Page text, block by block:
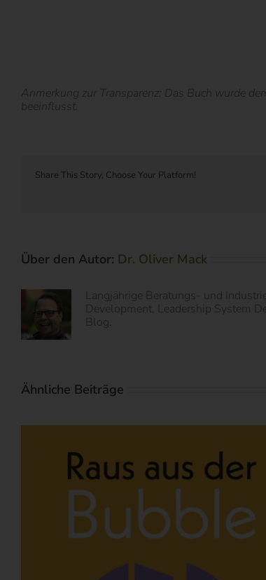
Anmerkung zur Transparenz: Das Buch wurde
beeinflusst.
Share This Story, Choose Your Platform!
Über den Autor: Dr. Oliver Mack
Langjährige Beratungs- und
Development, Leadership System
Blog.
Ähnliche Beiträge